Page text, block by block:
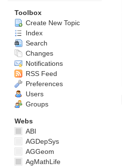
Toolbox
Create New Topic
Index
Search
Changes
Notifications
RSS Feed
Preferences
Users
Groups
Webs
ABI
AGDepSys
AGGeom
AgMathLife